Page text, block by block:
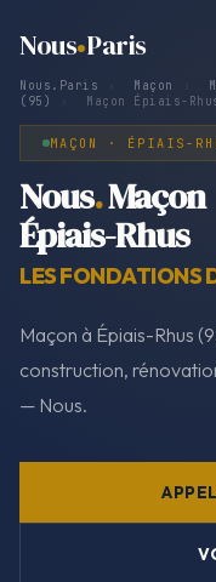
Nous Paris
Nous.Paris Maçon
(95)
Maçon Épiais-
MAÇON · ÉPIAIS-
Nous.Maçon
Épiais-Rhus
LES FONDATIONS
Maçon à Épiais-Rhus
construction,
— Nous.